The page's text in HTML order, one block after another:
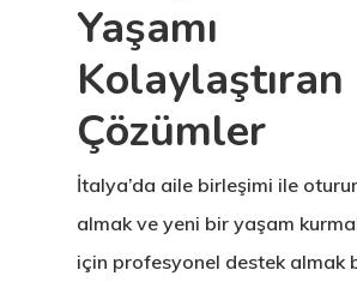
Yaşamı
Kolaylaştıran
Çözümler
İtalya’da aile birleşimi ile
almak ve yeni bir yaşam
için profesyonel destek almak
&